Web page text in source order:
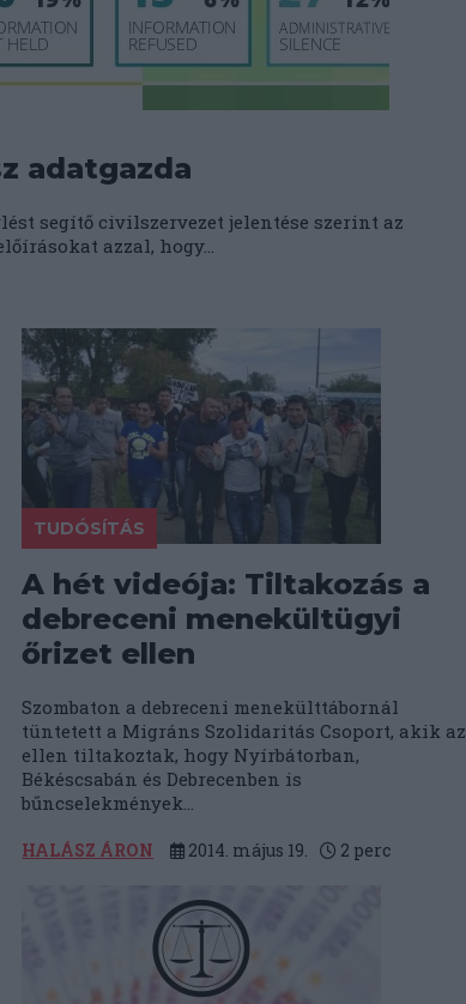
adatgazda
segítő civilszervezet jelentése szerint az
azzal, hogy...
TUDÓSÍTÁS
A hét videója: Tiltakozás a
debreceni menekültügyi
őrizet ellen
Szombaton a debreceni menekülttábornál
tüntetett a Migráns Szolidaritás Csoport, akik az
ellen tiltakoztak, hogy Nyírbátorban,
Békéscsabán és Debrecenben is
bűncselekmények...
HALÁSZ ÁRON 2014. május 19. 2 perc